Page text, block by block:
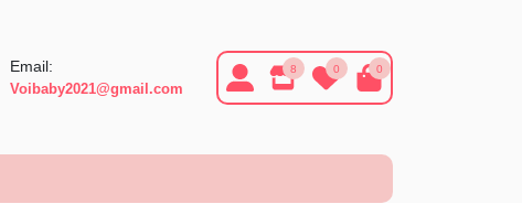
Email:
Voibaby2021@gmail.com
8 0 0